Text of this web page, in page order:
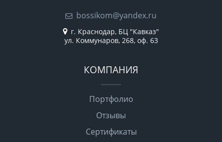
bossikom@yandex.ru
г. Краснодар, БЦ "Кавказ"
ул. Коммунаров, 268, оф. 63
КОМПАНИЯ
Портфолио
Отзывы
Сертификаты